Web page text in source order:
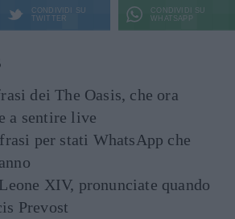
CONDIVIDI SU
TWITTER
CONDIVIDI SU
WHATSAPP
dei The Oasis, che ora
a sentire live
per stati WhatsApp che
XIV, pronunciate quando
Prevost